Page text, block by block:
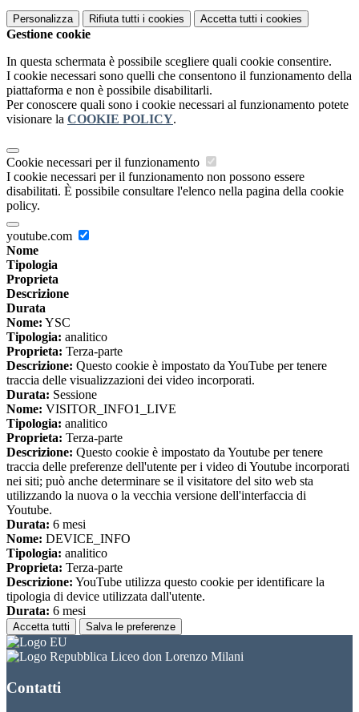
Personalizza Rifiuta tutti i cookies Accetta tutti i cookies
Gestione cookie
In questa schermata è possibile scegliere quali cookie consentire.
I cookie necessari sono quelli che consentono il funzionamento della
piattaforma e non è possibile disabilitarli.
Per conoscere quali sono i cookie necessari al funzionamento potete
visionare la COOKIE POLICY.
Cookie necessari per il funzionamento
I cookie necessari per il funzionamento non possono essere
disabilitati. È possibile consultare l'elenco nella pagina della cookie
policy.
youtube.com
Nome
Tipologia
Proprieta
Descrizione
Durata
Nome: YSC
Tipologia: analitico
Proprieta: Terza-parte
Descrizione: Questo cookie è impostato da YouTube per tenere
traccia delle visualizzazioni dei video incorporati.
Durata: Sessione
Nome: VISITOR_INFO1_LIVE
Tipologia: analitico
Proprieta: Terza-parte
Descrizione: Questo cookie è impostato da Youtube per tenere
traccia delle preferenze dell'utente per i video di Youtube incorporati
nei siti; può anche determinare se il visitatore del sito web sta
utilizzando la nuova o la vecchia versione dell'interfaccia di
Youtube.
Durata: 6 mesi
Nome: DEVICE_INFO
Tipologia: analitico
Proprieta: Terza-parte
Descrizione: YouTube utilizza questo cookie per identificare la
tipologia di device utilizzata dall'utente.
Durata: 6 mesi
Accetta tutti Salva le preferenze
Liceo don Lorenzo Milani
Contatti